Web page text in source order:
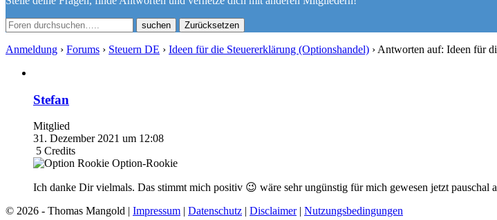
Zurücksetzen
Anmeldung › Forums › Steuern DE › Ideen für die Steuererklärung (Optionshandel) › Antworten auf: Ideen für
Stefan
Mitglied
31. Dezember 2021 um 12:08
5 Credits
Option-Rookie
Ich danke Dir vielmals. Das stimmt mich positiv 😉 wäre sehr ungünstig für mich gewesen jetzt
© 2026 - Thomas Mangold | Impressum | Datenschutz | Disclaimer| Nutzungsbedingungen